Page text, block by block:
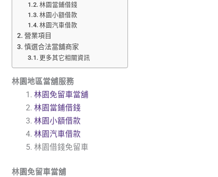
林園當鋪借錢
林園小額借款
林園汽車借款
營業項目
慎選合法當舖商家
更多其它相關資訊
林園地區當舖服務
林園免留車當舖
林園當鋪借錢
林園小額借款
林園汽車借款
林園借錢免留車
林園免留車當舖